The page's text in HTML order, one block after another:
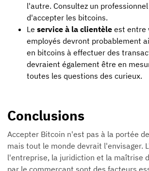
l'autre. Consultez un
d'accepter les bitcoins.
Le service à la clientèle est entre
employés devront probablement
en bitcoins à effectuer des
devraient également être en
toutes les questions des curieux.
Conclusions
Accepter Bitcoin n'est pas à la portée
mais tout le monde devrait l'envisager.
l'entreprise, la juridiction et la maîtrise
par le commerçant sont des facteurs